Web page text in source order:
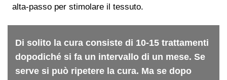
alta-passo per stimolare il tessuto.
Di solito la cura consiste di 10-15 trattamenti
dopodiché si fa un intervallo di un mese. Se
serve si può ripetere la cura. Ma se dopo